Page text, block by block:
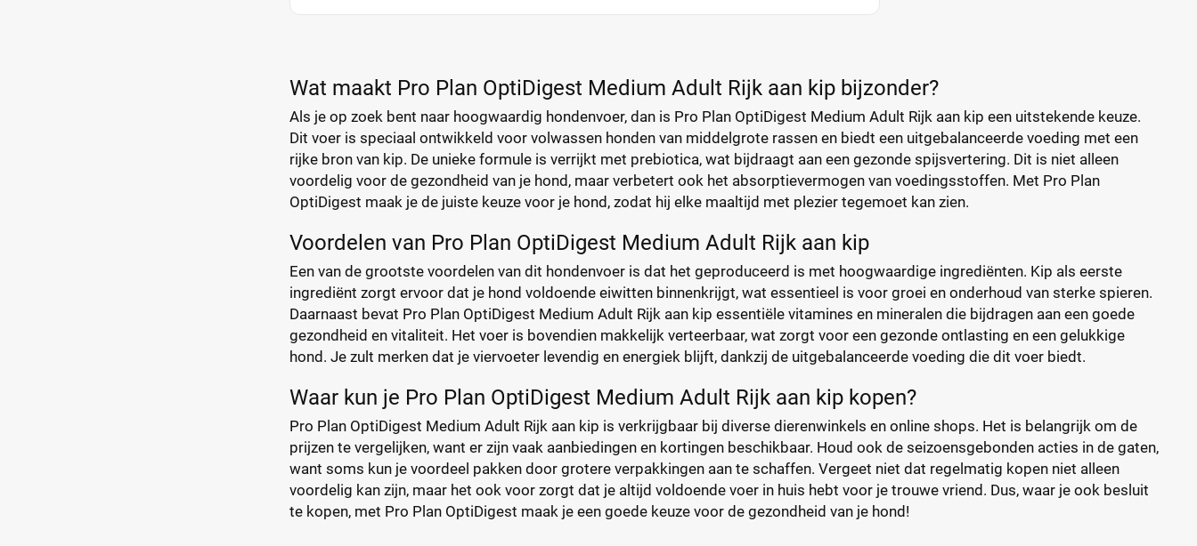
Wat maakt Pro Plan OptiDigest Medium Adult Rijk aan kip bijzonder?
Als je op zoek bent naar hoogwaardig hondenvoer, dan is Pro Plan OptiDigest Medium Adult Rijk aan kip een uitstekende keuze.
Dit voer is speciaal ontwikkeld voor volwassen honden van middelgrote rassen en biedt een uitgebalanceerde voeding met een
rijke bron van kip. De unieke formule is verrijkt met prebiotica, wat bijdraagt aan een gezonde spijsvertering. Dit is niet alleen
voordelig voor de gezondheid van je hond, maar verbetert ook het absorptievermogen van voedingsstoffen. Met Pro Plan
OptiDigest maak je de juiste keuze voor je hond, zodat hij elke maaltijd met plezier tegemoet kan zien.
Voordelen van Pro Plan OptiDigest Medium Adult Rijk aan kip
Een van de grootste voordelen van dit hondenvoer is dat het geproduceerd is met hoogwaardige ingrediënten. Kip als eerste
ingrediënt zorgt ervoor dat je hond voldoende eiwitten binnenkrijgt, wat essentieel is voor groei en onderhoud van sterke spieren.
Daarnaast bevat Pro Plan OptiDigest Medium Adult Rijk aan kip essentiële vitamines en mineralen die bijdragen aan een goede
gezondheid en vitaliteit. Het voer is bovendien makkelijk verteerbaar, wat zorgt voor een gezonde ontlasting en een gelukkige
hond. Je zult merken dat je viervoeter levendig en energiek blijft, dankzij de uitgebalanceerde voeding die dit voer biedt.
Waar kun je Pro Plan OptiDigest Medium Adult Rijk aan kip kopen?
Pro Plan OptiDigest Medium Adult Rijk aan kip is verkrijgbaar bij diverse dierenwinkels en online shops. Het is belangrijk om de
prijzen te vergelijken, want er zijn vaak aanbiedingen en kortingen beschikbaar. Houd ook de seizoensgebonden acties in de gaten,
want soms kun je voordeel pakken door grotere verpakkingen aan te schaffen. Vergeet niet dat regelmatig kopen niet alleen
voordelig kan zijn, maar het ook voor zorgt dat je altijd voldoende voer in huis hebt voor je trouwe vriend. Dus, waar je ook besluit
te kopen, met Pro Plan OptiDigest maak je een goede keuze voor de gezondheid van je hond!